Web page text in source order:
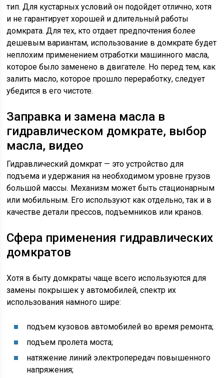
тип. Для кустарных условий он подойдет отлично, хотя
и не гарантирует хорошей и длительный работы
домкрата. Для тех, кто отдает предпочтения более
дешевым вариантам, использование в домкрате будет
неплохим применением отработки машинного масла,
которое было заменено в двигателе. Но перед тем, как
залить масло, которое прошло переработку, следует
убедится в его чистоте.
Заправка и замена масла в
гидравлическом домкрате, выбор
масла, видео
Гидравлический домкрат — это устройство для
подъема и удержания на необходимом уровне грузов
большой массы. Механизм может быть стационарным
или мобильным. Его используют как отдельно, так и в
качестве детали прессов, подъемников или кранов.
Сфера применения гидравлических
домкратов
Хотя в быту домкраты чаще всего используются для
замены покрышек у автомобилей, спектр их
использования намного шире:
подъем кузовов автомобилей во время ремонта;
подъем пролета моста;
натяжение линий электропередач повышенного
напряжения;